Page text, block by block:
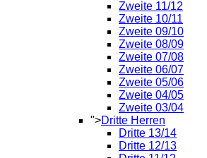
Zweite 11/12
Zweite 10/11
Zweite 09/10
Zweite 08/09
Zweite 07/08
Zweite 06/07
Zweite 05/06
Zweite 04/05
Zweite 03/04
">Dritte Herren
Dritte 13/14
Dritte 12/13